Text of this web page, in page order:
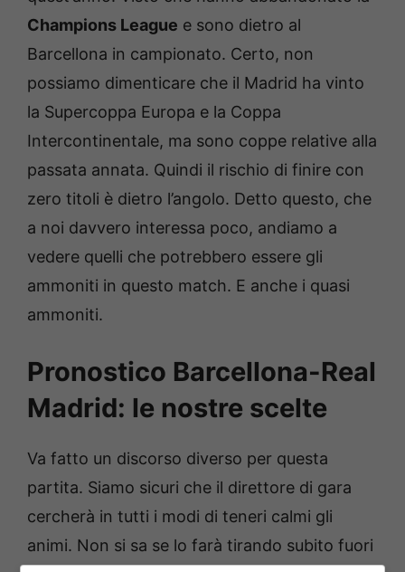
Champions League e sono dietro al
Barcellona in campionato. Certo, non
possiamo dimenticare che il Madrid ha vinto
la Supercoppa Europa e la Coppa
Intercontinentale, ma sono coppe relative alla
passata annata. Quindi il rischio di finire con
zero titoli è dietro l’angolo. Detto questo, che
a noi davvero interessa poco, andiamo a
vedere quelli che potrebbero essere gli
ammoniti in questo match. E anche i quasi
ammoniti.
Pronostico Barcellona-Real
Madrid: le nostre scelte
Va fatto un discorso diverso per questa
partita. Siamo sicuri che il direttore di gara
cercherà in tutti i modi di teneri calmi gli
animi. Non si sa se lo farà tirando subito fuori